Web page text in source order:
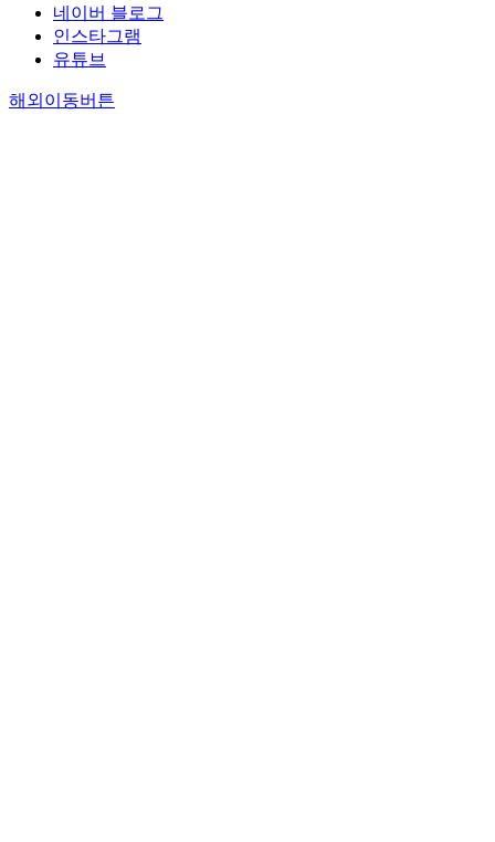
네이버 블로그
인스타그램
유튜브
해외이동버튼